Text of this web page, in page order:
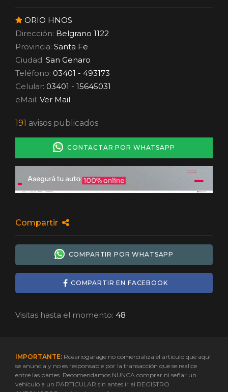
ORIO HNOS
Dirección: Belgrano 1122
Provincia: Santa Fe
Ciudad: San Genaro
Teléfono: 03401 - 493173
Celular: 03401 - 15645031
eMail: Ver Mail
191 avisos publicados
CONTACTAR POR WHATSAPP
Compartir
COMPARTIR POR WHATSAPP
COMPARTIR EN FACEBOOK
Visitas hasta el momento: 48
IMPORTANTE: Rosariogarage no comercializa el artículo que aquí
se anuncia y no es responsable por la transacción que se realice
entre las partes. Recomendamos NUNCA comprar ni señar un
vehículo a un PARTICULAR sin antes ir al REGISTRO